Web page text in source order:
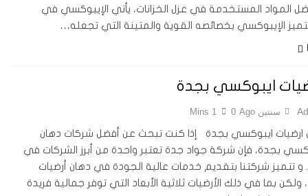
المواد المستخدمة في عزل الخزانات، يأتي الإيبوكسي في
الإيبوكسي بخصائصه القوية والمتينة التي تجعله…
ايبوكسي بجدة
سنتين Ago 0
1 Mins
ارضيات ايبوكسي بجدة إذا كنت تبحث عن أفضل شركات دهان
بجدة، فإن شركة جواد جدة تعتبر واحدة من أبرز الشركات في
و تتميز شركتنا بتقديم خدمات عالية الجودة في دهان أرضيات
ولكن بما في ذلك الأرضيات ثلاثية الأبعاد التي توفر جمالية فريدة